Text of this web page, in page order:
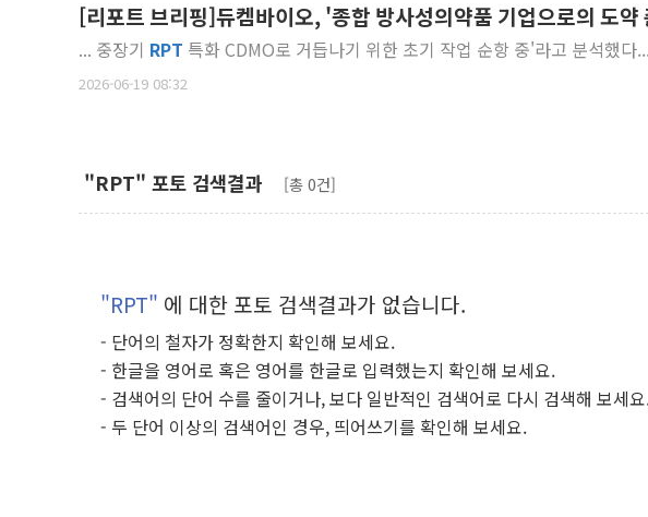
[리포트 브리핑]듀켐바이오, '종합 방사성의약품 기업으로의 도
... 중장기 RPT 특화 CDMO로 거듭나기 위한 초기 작업 순항 중'라고 분석했다
2026-06-19 08:32
"RPT" 포토 검색결과 [총 0건]
"RPT" 에 대한 포토 검색결과가 없습니다.
- 단어의 철자가 정확한지 확인해 보세요.
- 한글을 영어로 혹은 영어를 한글로 입력했는지 확인해 보세요.
- 검색어의 단어 수를 줄이거나, 보다 일반적인 검색어로 다시 검색해 보세
- 두 단어 이상의 검색어인 경우, 띄어쓰기를 확인해 보세요.